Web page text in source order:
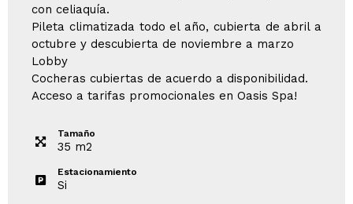
con celiaquía.
Pileta climatizada todo el año, cubierta de abril a
octubre y descubierta de noviembre a marzo
Lobby
Cocheras cubiertas de acuerdo a disponibilidad.
Acceso a tarifas promocionales en Oasis Spa!
Tamaño
35 m2
Estacionamiento
Si